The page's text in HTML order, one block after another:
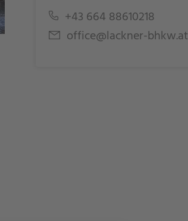
+43 664 88610218
office@lackner-bhkw.at